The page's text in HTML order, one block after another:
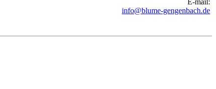
info@blume-gengenbach.de